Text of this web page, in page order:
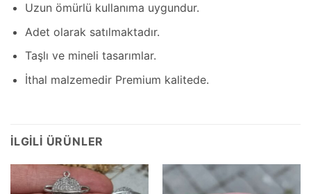
Uzun ömürlü kullanıma uygundur.
Adet olarak satılmaktadır.
Taşlı ve mineli tasarımlar.
İthal malzemedir Premium kalitede.
İLGILI ÜRÜNLER